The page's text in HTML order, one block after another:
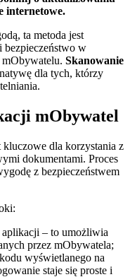
internetowe.
ta metoda jest
bezpieczeństwo w
Skanowanie
dla tych, którzy
mObywatel
kluczowe dla korzystania z
dokumentami. Proces
z bezpieczeństwem
– to umożliwia
przez mObywatela;
wyświetlanego na
staje się proste i